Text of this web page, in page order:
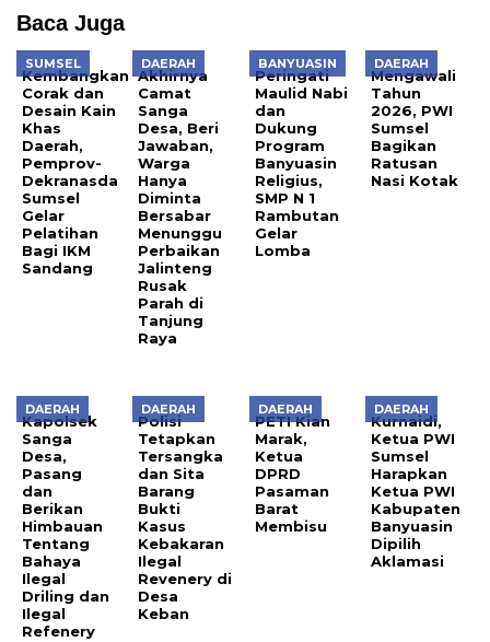
Baca Juga
SUMSEL
Kembangkan
Corak dan
Desain Kain
Khas
Daerah,
Pemprov-
Dekranasda
Sumsel
Gelar
Pelatihan
Bagi IKM
Sandang
DAERAH
Akhirnya
Camat
Sanga
Desa, Beri
Jawaban,
Warga
Hanya
Diminta
Bersabar
Menunggu
Perbaikan
Jalinteng
Rusak
Parah di
Tanjung
Raya
BANYUASIN
Peringati
Maulid Nabi
dan
Dukung
Program
Banyuasin
Religius,
SMP N 1
Rambutan
Gelar
Lomba
DAERAH
Mengawali
Tahun
2026, PWI
Sumsel
Bagikan
Ratusan
Nasi Kotak
DAERAH
Kapolsek
Sanga
Desa,
Pasang
dan
Berikan
Himbauan
Tentang
Bahaya
Ilegal
Driling dan
Ilegal
Refenery
DAERAH
Polisi
Tetapkan
Tersangka
dan Sita
Barang
Bukti
Kasus
Kebakaran
Ilegal
Revenery di
Desa
Keban
DAERAH
PETI Kian
Marak,
Ketua
DPRD
Pasaman
Barat
Membisu
DAERAH
Kurnaidi,
Ketua PWI
Sumsel
Harapkan
Ketua PWI
Kabupaten
Banyuasin
Dipilih
Aklamasi